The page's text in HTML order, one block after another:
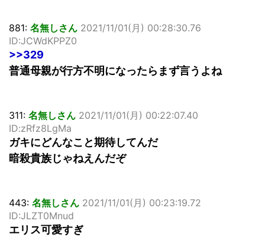
881: 名無しさん 2021/11/01(月) 00:28:30.76
ID:JCWdKPPZ0
>>329
普通母親が行方不明になったらまず言うよね
311: 名無しさん 2021/11/01(月) 00:22:07.40
ID:zRfz8LgMa
ガキにどんなこと期待してんだ
暗殺貴族じゃねえんだぞ
443: 名無しさん 2021/11/01(月) 00:23:19.72
ID:JLZT0Mnud
エリス可愛すぎ